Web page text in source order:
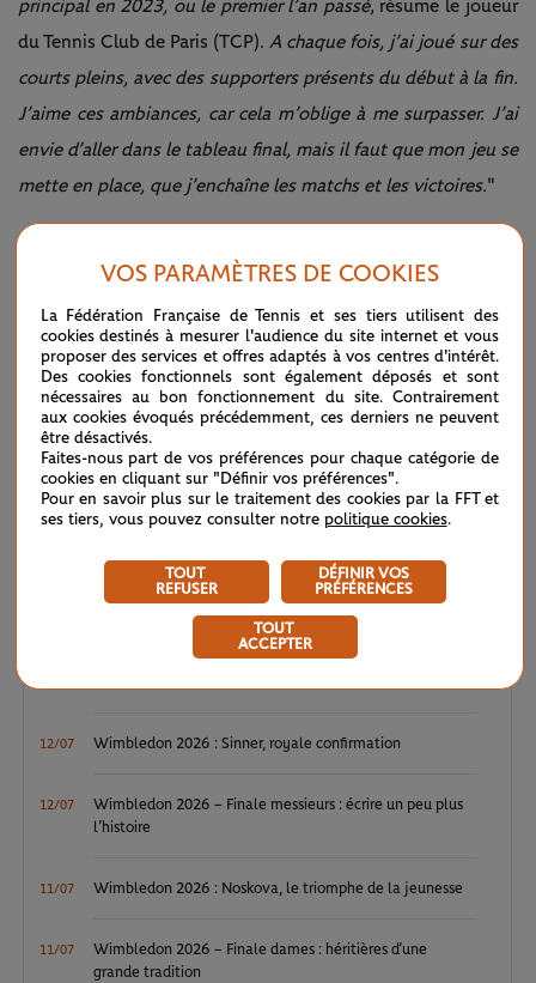
principal en 2023, ou le premier l’an passé, résume le joueur
du Tennis Club de Paris (TCP). A chaque fois, j’ai joué sur des
courts pleins, avec des supporters présents du début à la fin.
J’aime ces ambiances, car cela m’oblige à me surpasser. J’ai
envie d’aller dans le tableau final, mais il faut que mon jeu se
mette en place, que j’enchaîne les matchs et les victoires."
A lire également
QUALIFICATIONS 2025
Revivez la quatrième journée (jeudi
22 mai)
LE FIL D'ACTUS
WTA / ATP : une avalanche de premières
ATP / WTA : Van Assche et Tagger, la relève couronnée
12/07 Wimbledon 2026 : Sinner, royale confirmation
12/07
Wimbledon 2026 – Finale messieurs : écrire un peu plus
l’histoire
11/07 Wimbledon 2026 : Noskova, le triomphe de la jeunesse
11/07
Wimbledon 2026 – Finale dames : héritières d’une
grande tradition
VOS PARAMÈTRES DE COOKIES
La Fédération Française de Tennis et ses tiers utilisent des
cookies destinés à mesurer l'audience du site internet et vous
proposer des services et offres adaptés à vos centres d'intérêt.
Des cookies fonctionnels sont également déposés et sont
nécessaires au bon fonctionnement du site. Contrairement
aux cookies évoqués précédemment, ces derniers ne peuvent
être désactivés.
Faites-nous part de vos préférences pour chaque catégorie de
cookies en cliquant sur "Définir vos préférences".
Pour en savoir plus sur le traitement des cookies par la FFT et
ses tiers, vous pouvez consulter notre politique cookies.
TOUT
REFUSER
DÉFINIR VOS
PRÉFÉRENCES
TOUT
ACCEPTER